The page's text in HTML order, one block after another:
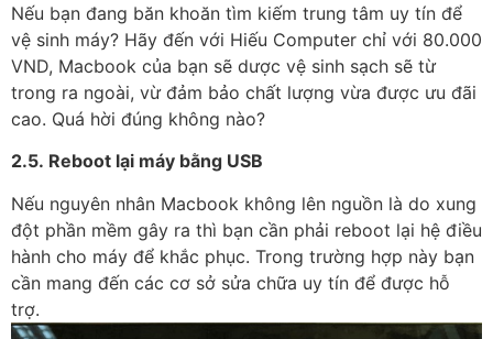
Nếu bạn đang băn khoăn tìm kiếm trung tâm uy tín để
vệ sinh máy? Hãy đến với Hiếu Computer chỉ với 80.000
VND, Macbook của bạn sẽ dược vệ sinh sạch sẽ từ
trong ra ngoài, vừ đảm bảo chất lượng vừa được ưu đãi
cao. Quá hời đúng không nào?
2.5. Reboot lại máy bằng USB
Nếu nguyên nhân Macbook không lên nguồn là do xung
đột phần mềm gây ra thì bạn cần phải reboot lại hệ điều
hành cho máy để khắc phục. Trong trường hợp này bạn
cần mang đến các cơ sở sửa chữa uy tín để được hỗ
trợ.